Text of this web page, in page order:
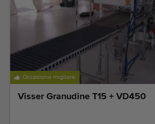
Occasione migliore
Visser Granudine T15 + VD450